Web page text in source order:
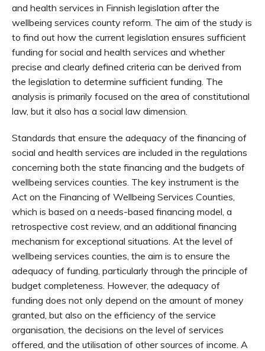
and health services in Finnish legislation after the
wellbeing services county reform. The aim of the study is
to find out how the current legislation ensures sufficient
funding for social and health services and whether
precise and clearly defined criteria can be derived from
the legislation to determine sufficient funding. The
analysis is primarily focused on the area of constitutional
law, but it also has a social law dimension.
Standards that ensure the adequacy of the financing of
social and health services are included in the regulations
concerning both the state financing and the budgets of
wellbeing services counties. The key instrument is the
Act on the Financing of Wellbeing Services Counties,
which is based on a needs-based financing model, a
retrospective cost review, and an additional financing
mechanism for exceptional situations. At the level of
wellbeing services counties, the aim is to ensure the
adequacy of funding, particularly through the principle of
budget completeness. However, the adequacy of
funding does not only depend on the amount of money
granted, but also on the efficiency of the service
organisation, the decisions on the level of services
offered, and the utilisation of other sources of income. A